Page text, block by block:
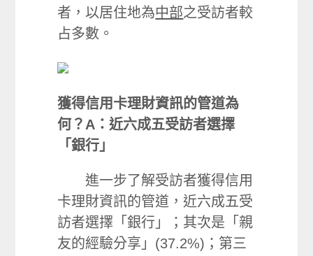
者，以居住地為中部之受訪者較
占多數。
獲得信用卡理財資訊的管道為
何？A：近六成五受訪者選擇
「銀行」
進一步了解受訪者獲得信用
卡理財資訊的管道，近六成五受
訪者選擇「銀行」；其次是「親
友的經驗分享」(37.2%)；第三